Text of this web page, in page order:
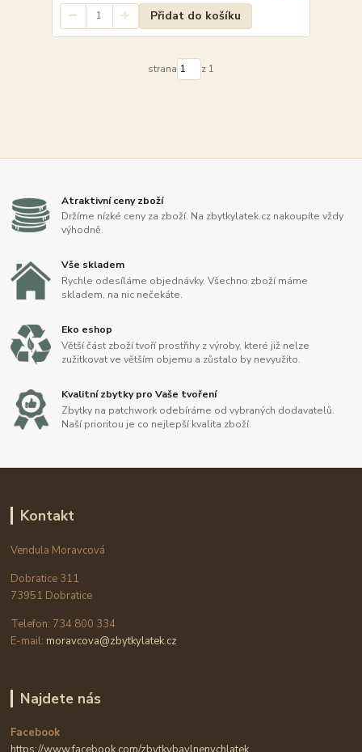
Přidat do košíku
strana z 1
Atraktivní ceny zboží
Držíme nízké ceny za zboží. Na zbytkylatek.cz nakoupíte vždy
výhodně.
Vše skladem
Rychle odesíláme objednávky. Všechno zboží máme
skladem, na nic nečekáte.
Eko eshop
Větší část zboží tvoří prostřihy z výroby, které již nelze
zužitkovat ve větším objemu a zůstalo by nevyužito.
Kvalitní zbytky pro Vaše tvoření
Zbytky na patchwork odebíráme od vybraných dodavatelů.
Naší prioritou je co nejlepší kvalita zboží.
Kontakt
Vendula Moravcová
Dobratice 311
73951 Dobratice
Telefon: 734 800 334
E-mail: moravcova@zbytkylatek.cz
Najdete nás
Facebook